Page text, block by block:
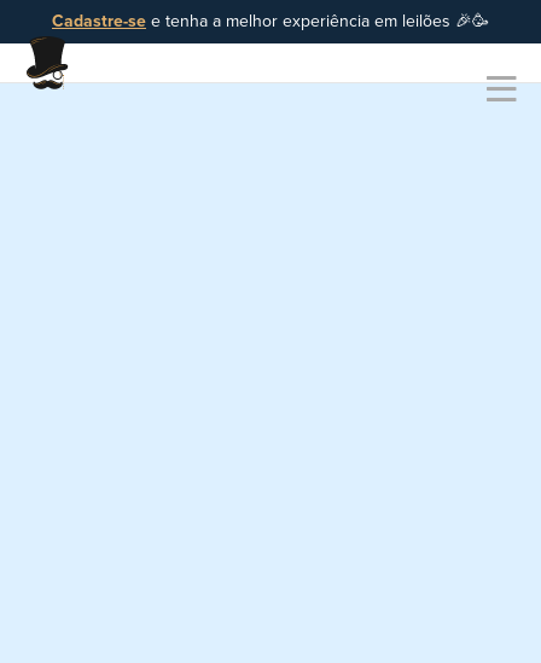
Cadastre-se e tenha a melhor experiência em leilões 🎉🥳